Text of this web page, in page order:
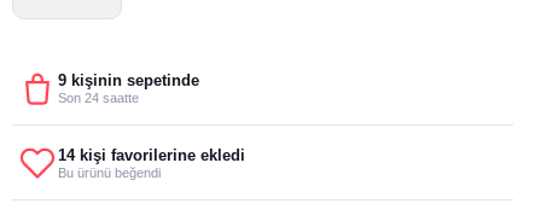
9 kişinin sepetinde
Son 24 saatte
14 kişi favorilerine ekledi
Bu ürünü beğendi